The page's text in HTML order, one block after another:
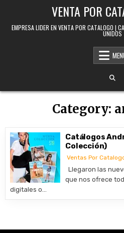
VENTA POR
EMPRESA LIDER EN VENTA POR CATALOGO |
UNIDOS
Category:
Catálogos
Colección)
Ventas Por
Llegaron las
que nos ofrece
digitales o…